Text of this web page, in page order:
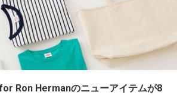
Ron Hermanのニューアイテムが8